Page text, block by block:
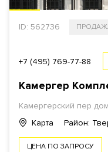
ID: 562736
+7 (495) 769-77-88
Камергер
Камергерский пер
Карта
Район:
ЦЕНА ПО ЗАПРОСУ